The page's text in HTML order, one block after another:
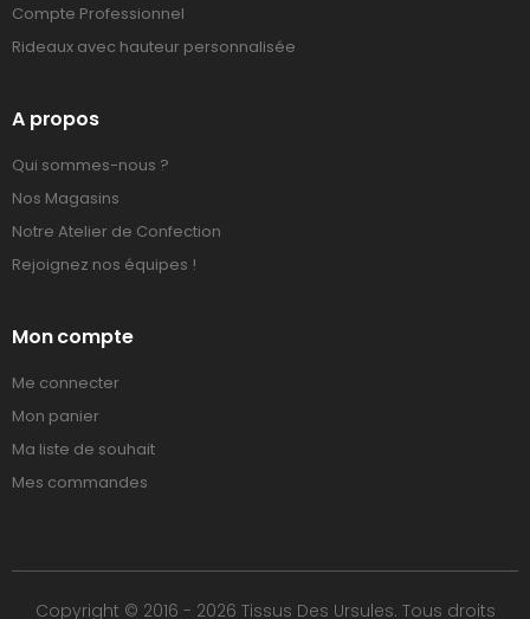
Compte Professionnel
Rideaux avec hauteur personnalisée
A propos
Qui sommes-nous ?
Nos Magasins
Notre Atelier de Confection
Rejoignez nos équipes !
Mon compte
Me connecter
Mon panier
Ma liste de souhait
Mes commandes
Copyright © 2016 - 2026 Tissus Des Ursules. Tous droits